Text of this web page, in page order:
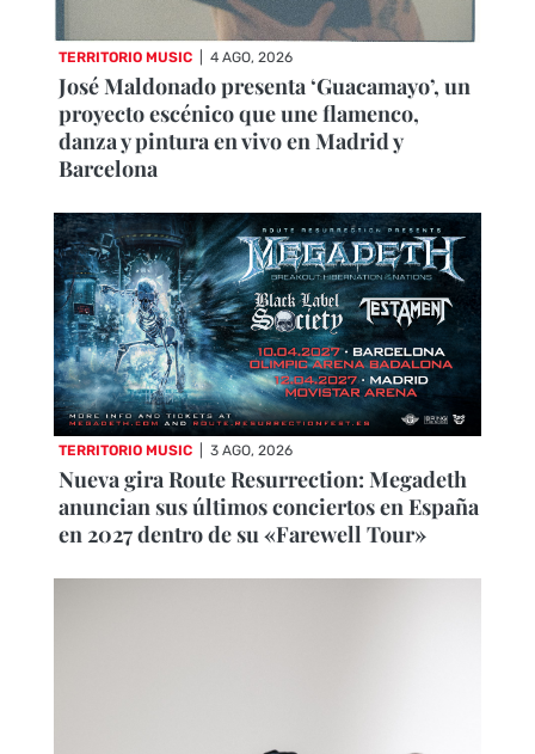
TERRITORIO MUSIC 4 AGO, 2026
José Maldonado presenta ‘Guacamayo’, un
proyecto escénico que une flamenco,
danza y pintura en vivo en Madrid y
Barcelona
TERRITORIO MUSIC 3 AGO, 2026
Nueva gira Route Resurrection: Megadeth
anuncian sus últimos conciertos en España
en 2027 dentro de su «Farewell Tour»